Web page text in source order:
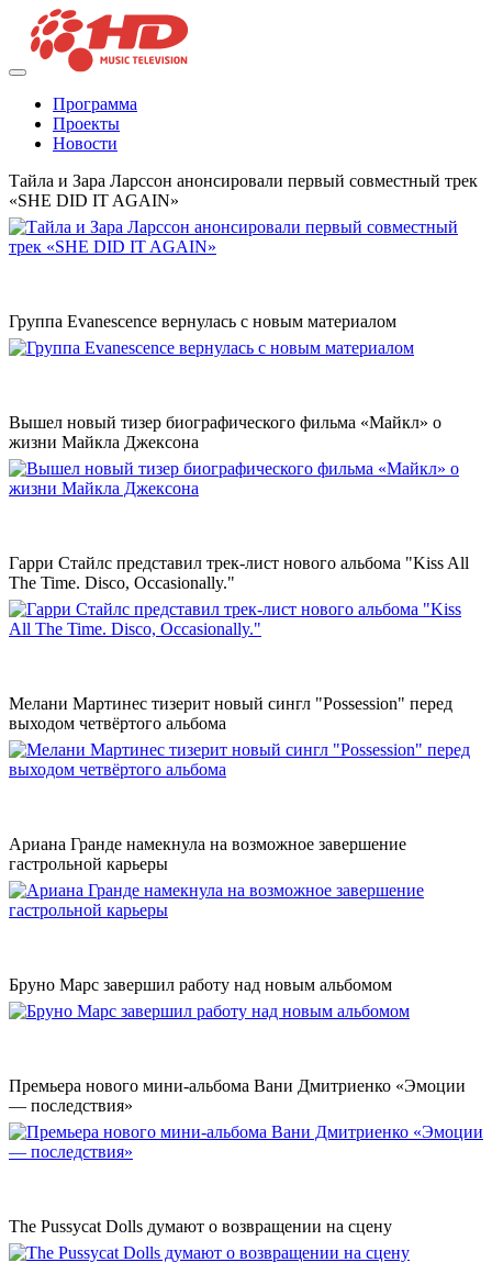
Программа
Проекты
Новости
Тайла и Зара Ларссон анонсировали первый совместный трек
«SHE DID IT AGAIN»
Группа Evanescence вернулась с новым материалом
Вышел новый тизер биографического фильма «Майкл» о
жизни Майкла Джексона
Гарри Стайлс представил трек-лист нового альбома "Kiss All
The Time. Disco, Occasionally."
Мелани Мартинес тизерит новый сингл "Possession" перед
выходом четвёртого альбома
Ариана Гранде намекнула на возможное завершение
гастрольной карьеры
Бруно Марс завершил работу над новым альбомом
Премьера нового мини-альбома Вани Дмитриенко «Эмоции
— последствия»
The Pussycat Dolls думают о возвращении на сцену